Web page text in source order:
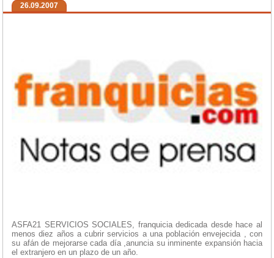
26.09.2007
ASFA21 SERVICIOS SOCIALES, franquicia dedicada desde hace al
menos diez años a cubrir servicios a una población envejecida , con
su afán de mejorarse cada día ,anuncia su inminente expansión hacia
el extranjero en un plazo de un año.